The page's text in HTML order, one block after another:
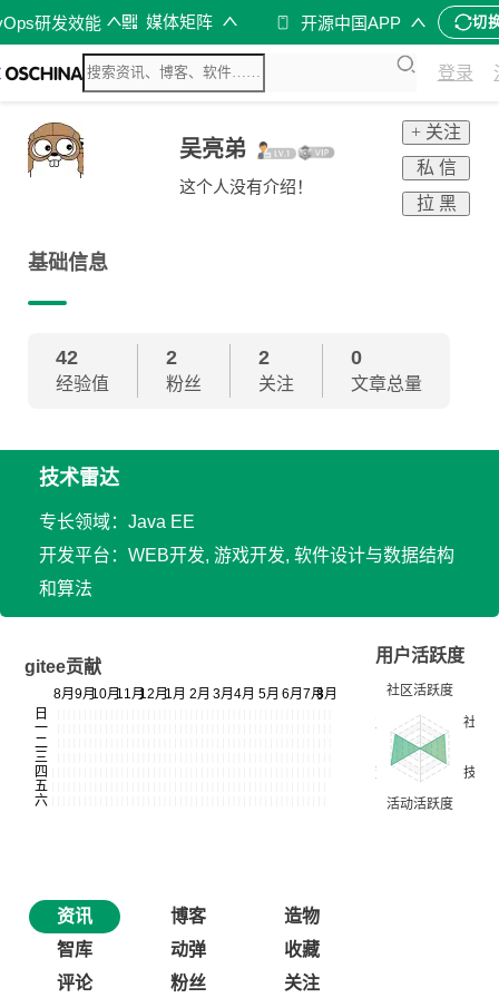
研发效能 媒体矩阵 开源中国APP 切
登录
吴亮弟
这个人没有介绍！
+ 关注
私 信
拉 黑
基础信息
42
经验值
2
粉丝
2
关注
0
文章总量
技术雷达
专长领域：Java EE
开发平台：WEB开发, 游戏开发, 软件设计与数据结构
和算法
gitee贡献
用户活跃度
资讯 博客
造物
智库
动弹
收藏
评论
粉丝 关注